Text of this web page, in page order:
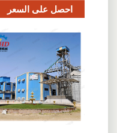
احصل على السعر